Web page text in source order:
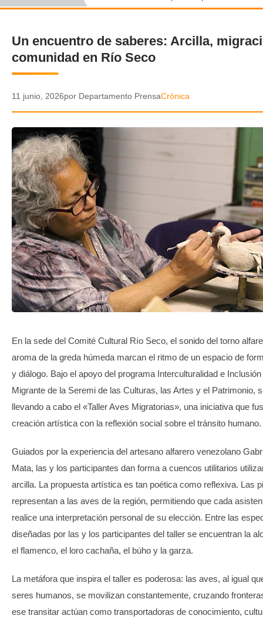
CRÓNICA
DEPORTES
POLICIAL
AUDIOS
VIDEOS
GALERIA DE FOTOS
APP MÓVIL
TRANSPARENCIA
✕
Un encuentro de saberes: Arcilla,
comunidad en Río Seco
11 junio, 2026por Departamento PrensaCrónica
En la sede del Comité Cultural Río Seco, el sonido del torno
aroma de la greda húmeda marcan el ritmo de un espacio de
y diálogo. Bajo el apoyo del programa Interculturalidad e Inclusión
Migrante de la Seremi de las Culturas, las Artes y el Patrimonio,
llevando a cabo el «Taller Aves Migratorias», una iniciativa que
creación artística con la reflexión social sobre el tránsito humano.
Guiados por la experiencia del artesano alfarero venezolano
Mata, las y los participantes dan forma a cuencos utilitarios
arcilla. La propuesta artística es tan poética como reflexiva. Las
representan a las aves de la región, permitiendo que cada
realice una interpretación personal de su elección. Entre las
diseñadas por las y los participantes del taller se encuentran la
el flamenco, el loro cachaña, el búho y la garza.
La metáfora que inspira el taller es poderosa: las aves, al igual
seres humanos, se movilizan constantemente, cruzando
ese transitar actúan como transportadoras de conocimiento,